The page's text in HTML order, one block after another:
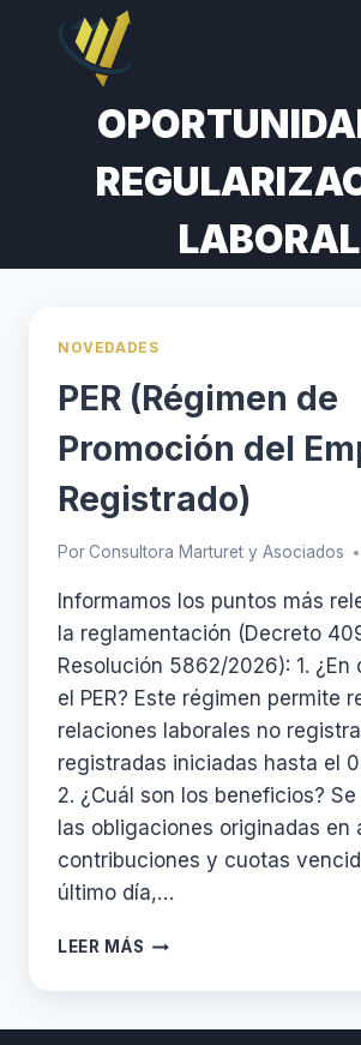
LABORAL
NOVEDADES
PER (Régimen de
Promoción del
Registrado)
PorConsultora Marturet y Asociados
Informamos los puntos más
la reglamentación (Decreto
Resolución 5862/2026): 1. ¿En
el PER? Este régimen permite
relaciones laborales no
registradas iniciadas hasta el
2. ¿Cuál son los beneficios?
las obligaciones originadas en
contribuciones y cuotas
último día,…
LEER MÁS PER